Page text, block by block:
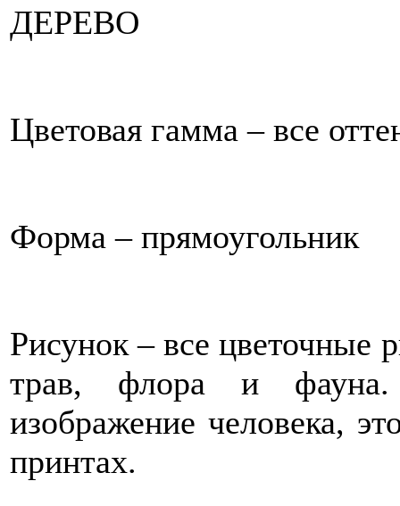
ДЕРЕВО
Цветовая гамма – все
Форма – прямоугольник
Рисунок – все цветочные
трав, флора и
изображение человека,
принтах.